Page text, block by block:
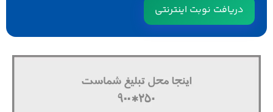
دریافت نوبت اینترنتی